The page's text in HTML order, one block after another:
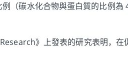
（碳水化合物與蛋白質的比例
》上發表的研究表明，在